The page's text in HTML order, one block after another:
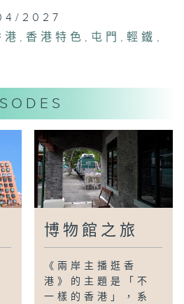
2027
, 香港特色 , 屯門 ,輕鐵 ,
博物館之旅
《兩岸主播逛香
港》的主題是「不
一樣的香港」，系